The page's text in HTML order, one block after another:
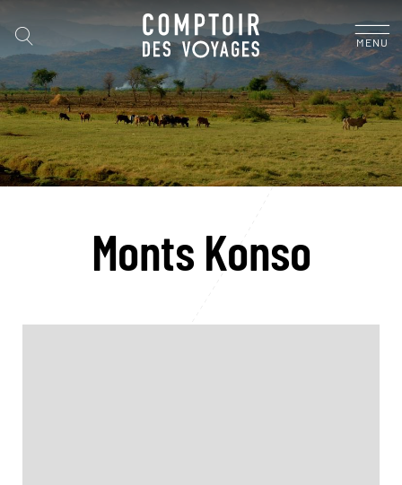
MENU
Monts Konso